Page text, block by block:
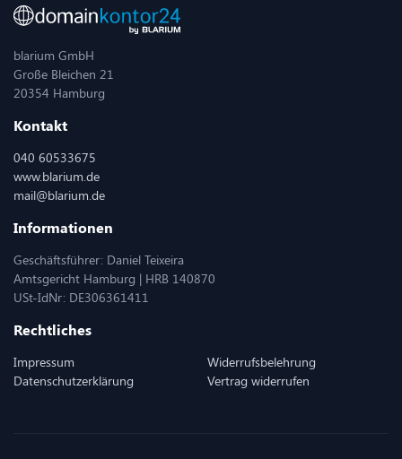
blarium GmbH
Große Bleichen 21
20354 Hamburg
Kontakt
040 60533675
www.blarium.de
mail@blarium.de
Informationen
Geschäftsführer: Daniel Teixeira
Amtsgericht Hamburg | HRB 140870
USt-IdNr: DE306361411
Rechtliches
Impressum
Datenschutzerklärung
Widerrufsbelehrung
Vertrag widerrufen